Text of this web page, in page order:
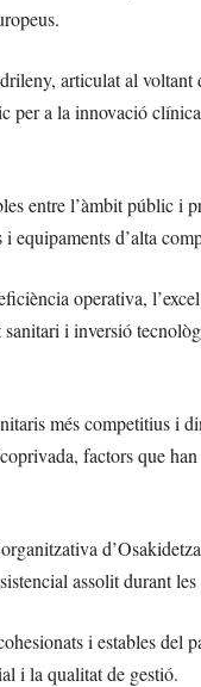
articulat al voltant
per a la innovació
entre l’àmbit públic i
equipaments d’alta
operativa,
i inversió
més competitius i
factors que
assolit durant les
i estables del
i la qualitat de gestió.